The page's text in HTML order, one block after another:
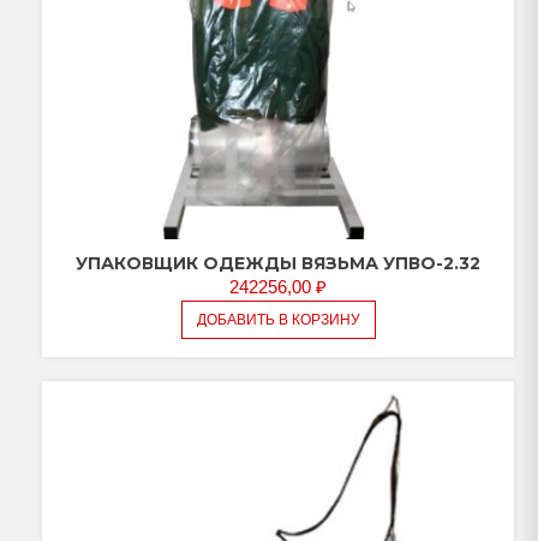
УПАКОВЩИК ОДЕЖДЫ ВЯЗЬМА УПВО-2.32
242256,00 ₽
ДОБАВИТЬ В КОРЗИНУ